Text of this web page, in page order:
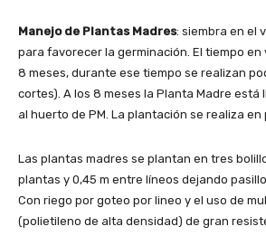
Manejo de Plantas Madres: siembra en el
para favorecer la germinación. El tiempo en
8 meses, durante ese tiempo se realizan
cortes). A los 8 meses la Planta Madre está
al huerto de PM. La plantación se realiza en
Las plantas madres se plantan en tres
plantas y 0,45 m entre líneos dejando
Con riego por goteo por lineo y el uso de
(polietileno de alta densidad) de gran